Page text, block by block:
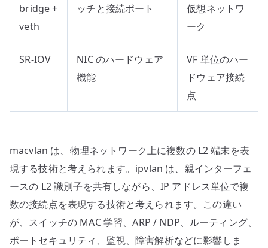
bridge +
veth
ッチと接続ポート
仮想ネットワ
ーク
SR-IOV
NIC のハードウェア
機能
VF 単位のハー
ドウェア接続
点
macvlan は、物理ネットワーク上に複数の L2 端末を表
現する技術と考えられます。ipvlan は、親インターフェ
ースの L2 識別子を共有しながら、IP アドレス単位で複
数の接続点を表現する技術と考えられます。この違い
が、スイッチの MAC 学習、ARP / NDP、ルーティング、
ポートセキュリティ、監視、障害解析などに影響しま